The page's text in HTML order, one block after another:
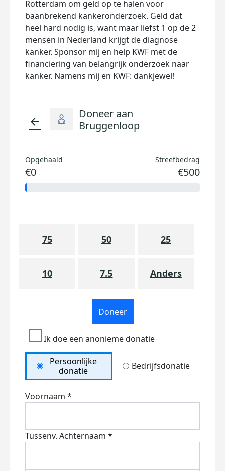
Rotterdam om geld op te halen voor
baanbrekend kankeronderzoek. Geld dat
heel hard nodig is, want maar liefst 1 op de 2
mensen in Nederland krijgt de diagnose
kanker. Sponsor mij en help KWF met de
financiering van belangrijk onderzoek naar
kanker. Namens mij en KWF: dankjewel!
arrow_back
Doneer aan
Bruggenloop
Opgehaald
€0
Streefbedrag
€500
75 50 25
10 7.5 Anders
Doneer
Ik doe een anonieme donatie
Persoonlijke
donatie
Bedrijfsdonatie
Voornaam *
Tussenv. Achternaam *